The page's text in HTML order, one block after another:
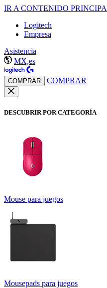
IR A CONTENIDO
Logitech
Empresa
Asistencia
MX,es
COMPRAR COMPRAR
DESCUBRIR POR CATEGORÍA
Mouse para juegos
Mousepads para juegos